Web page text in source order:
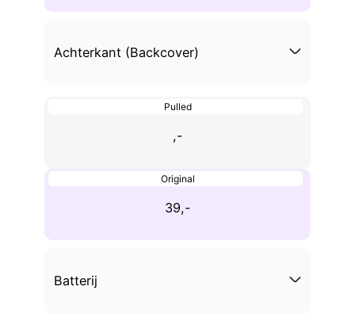
Achterkant (Backcover)
Pulled
,-
Original
39,-
Batterij